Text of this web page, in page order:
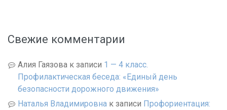
Свежие комментарии
Алия Гаязова к записи 1 — 4 класс.
Профилактическая беседа: «Единый день
безопасности дорожного движения»
Наталья Владимировна к записи Профориентация: